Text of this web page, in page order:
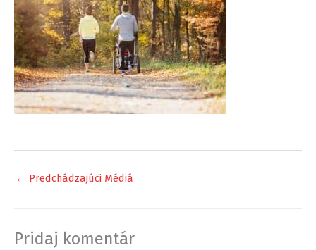
← Predchádzajúci Médiá
Pridaj komentár